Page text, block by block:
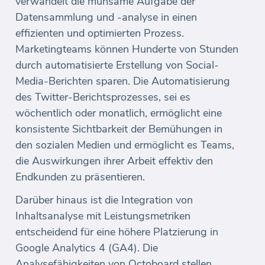
Datensammlung und -analyse in einen
effizienten und optimierten Prozess.
Marketingteams können Hunderte von Stunden
durch automatisierte Erstellung von Social-
Media-Berichten sparen. Die Automatisierung
des Twitter-Berichtsprozesses, sei es
wöchentlich oder monatlich, ermöglicht eine
konsistente Sichtbarkeit der Bemühungen in
den sozialen Medien und ermöglicht es Teams,
die Auswirkungen ihrer Arbeit effektiv den
Endkunden zu präsentieren.
Darüber hinaus ist die Integration von
Inhaltsanalyse mit Leistungsmetriken
entscheidend für eine höhere Platzierung in
Google Analytics 4 (GA4). Die